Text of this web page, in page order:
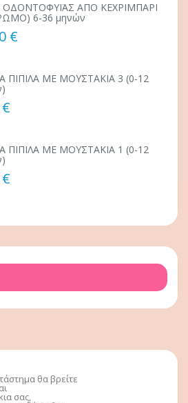
ΟΔΟΝΤΟΦΥΪΑΣ ΑΠΟ ΚΕΧΡΙΜΠΑΡΙ
6-36 μηνών
€
ΠΙΠΙΛΑ ΜΕ ΜΟΥΣΤΑΚΙΑ 3 (0-12
ΠΙΠΙΛΑ ΜΕ ΜΟΥΣΤΑΚΙΑ 1 (0-12
θα βρείτε
σας,